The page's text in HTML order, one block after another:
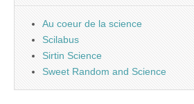
Au coeur de la science
Scilabus
Sirtin Science
Sweet Random and Science